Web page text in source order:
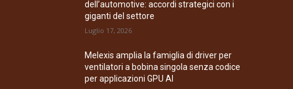
dell’automotive: accordi strategici con i
giganti del settore
Luglio 17, 2026
Melexis amplia la famiglia di driver per
ventilatori a bobina singola senza codice
per applicazioni GPU AI